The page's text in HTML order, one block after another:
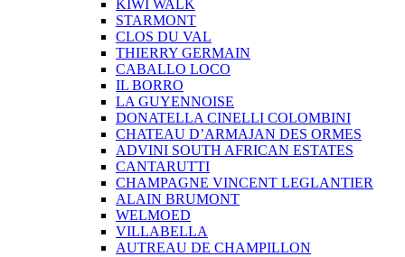
KIWI WALK
STARMONT
CLOS DU VAL
THIERRY GERMAIN
CABALLO LOCO
IL BORRO
LA GUYENNOISE
DONATELLA CINELLI COLOMBINI
CHATEAU D’ARMAJAN DES ORMES
ADVINI SOUTH AFRICAN ESTATES
CANTARUTTI
CHAMPAGNE VINCENT LEGLANTIER
ALAIN BRUMONT
WELMOED
VILLABELLA
AUTREAU DE CHAMPILLON